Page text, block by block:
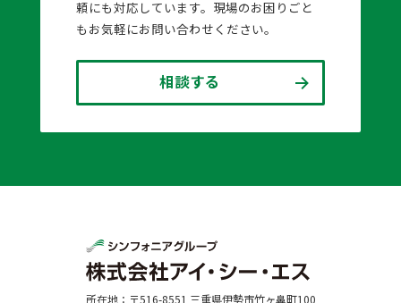
頼にも対応しています。現場のお困りごと
もお気軽にお問い合わせください。
相談する
所在地：〒516-8551 三重県伊勢市竹ヶ鼻町100